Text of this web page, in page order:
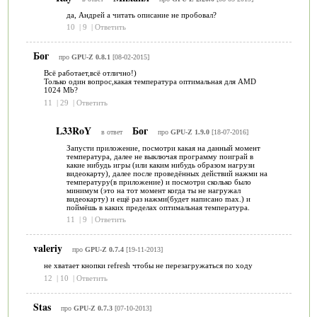
да, Андрей а читать описание не пробовал?
10
| 9 | Ответить
Бог про GPU-Z 0.8.1 [08-02-2015]
Всё работает,всё отлично!)
Только один вопрос,какая температура оптимальная для AMD
1024 Mb?
11
| 29 | Ответить
L33RoY в ответ Бог про GPU-Z 1.9.0[18-07-2016]
Запусти приложение, посмотри какая на данный момент
температура, далее не выключая программу поиграй в
какие нибудь игры (или каким нибудь образом нагрузи
видеокарту), далее после проведённых действий нажми на
температуру(в приложение) и посмотри сколько было
минимум (это на тот момент когда ты не нагружал
видеокарту) и ещё раз нажми(будет написано max.) и
поймёшь в каких пределах оптимальная температура.
11
| 9 | Ответить
valeriy про GPU-Z 0.7.4[19-11-2013]
не хватает кнопки refresh чтобы не перезагружаться по ходу
12
| 10 | Ответить
Stas про GPU-Z 0.7.3[07-10-2013]